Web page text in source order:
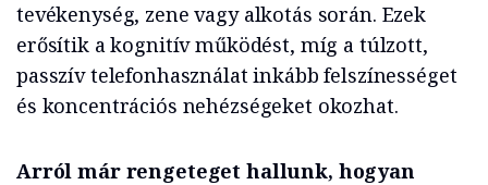
tevékenység, zene vagy alkotás során. Ezek
erősítik a kognitív működést, míg a túlzott,
passzív telefonhasználat inkább felszínességet
és koncentrációs nehézségeket okozhat.
Arról már rengeteget hallunk, hogyan